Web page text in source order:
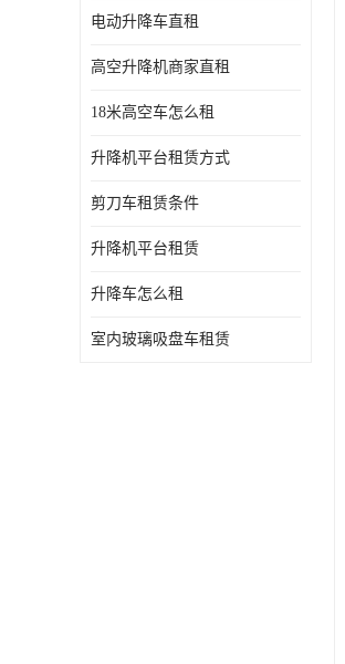
电动升降车直租
高空升降机商家直租
18米高空车怎么租
升降机平台租赁方式
剪刀车租赁条件
升降机平台租赁
升降车怎么租
室内玻璃吸盘车租赁